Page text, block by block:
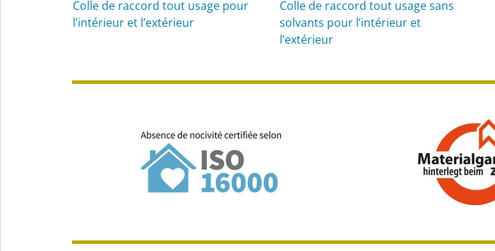
Colle de raccord tout usage pour
l’intérieur et l’extérieur
Colle de raccord tout usage sans
solvants pour l’intérieur et
l’extérieur